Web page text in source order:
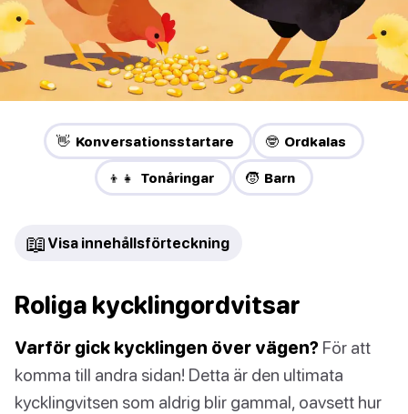
👋 Konversationsstartare 🤓 Ordkalas
👦👧 Tonåringar 🧒 Barn
📖 Visa innehållsförteckning
Roliga kycklingordvitsar
Varför gick kycklingen över vägen? För att
komma till andra sidan! Detta är den ultimata
kycklingvitsen som aldrig blir gammal, oavsett hur